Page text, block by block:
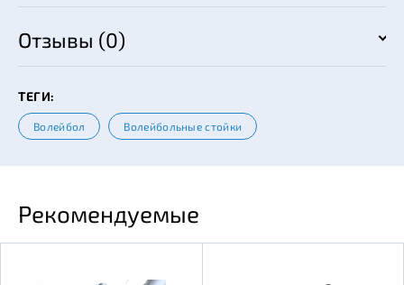
Отзывы (0)
ТЕГИ:
Волейбол Волейбольные стойки
Рекомендуемые